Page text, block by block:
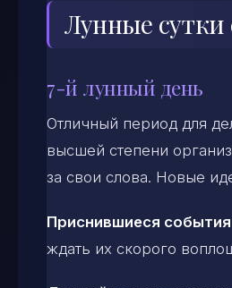
Лунные сутки
7-й лунный день
Отличный период для
высшей степени
за свои слова. Новые
Приснившиеся
ждать их скорого